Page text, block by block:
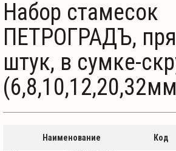
Набор стамесок
ПЕТРОГРАДЪ,
штук, в сумке-
Наименование Код